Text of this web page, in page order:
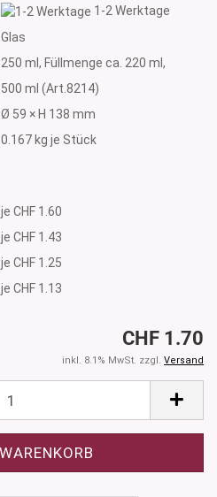
1-2 Werktage
Glas
250 ml, Füllmenge ca. 220 ml,
500 ml (Art.8214)
Ø 59 × H 138 mm
0.167 kg je Stück
je CHF 1.60
je CHF 1.43
je CHF 1.25
je CHF 1.13
CHF 1.70
inkl. 8.1% MwSt. zzgl. Versand